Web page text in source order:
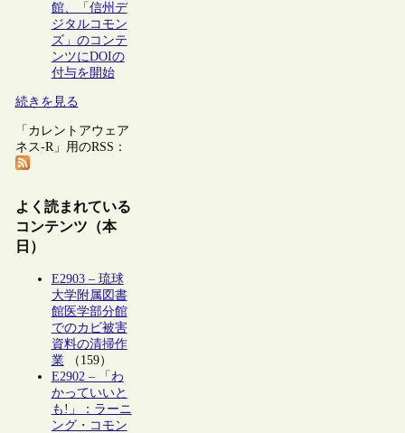
館、「信州デ
ジタルコモン
ズ」のコンテ
ンツにDOIの
付与を開始
続きを見る
「カレントアウェア
ネス-R」用のRSS：
よく読まれている
コンテンツ（本
日）
E2903 – 琉球
大学附属図書
館医学部分館
でのカビ被害
資料の清掃作
業（159）
E2902 – 「わ
かっていいと
も!」：ラーニ
ング・コモン